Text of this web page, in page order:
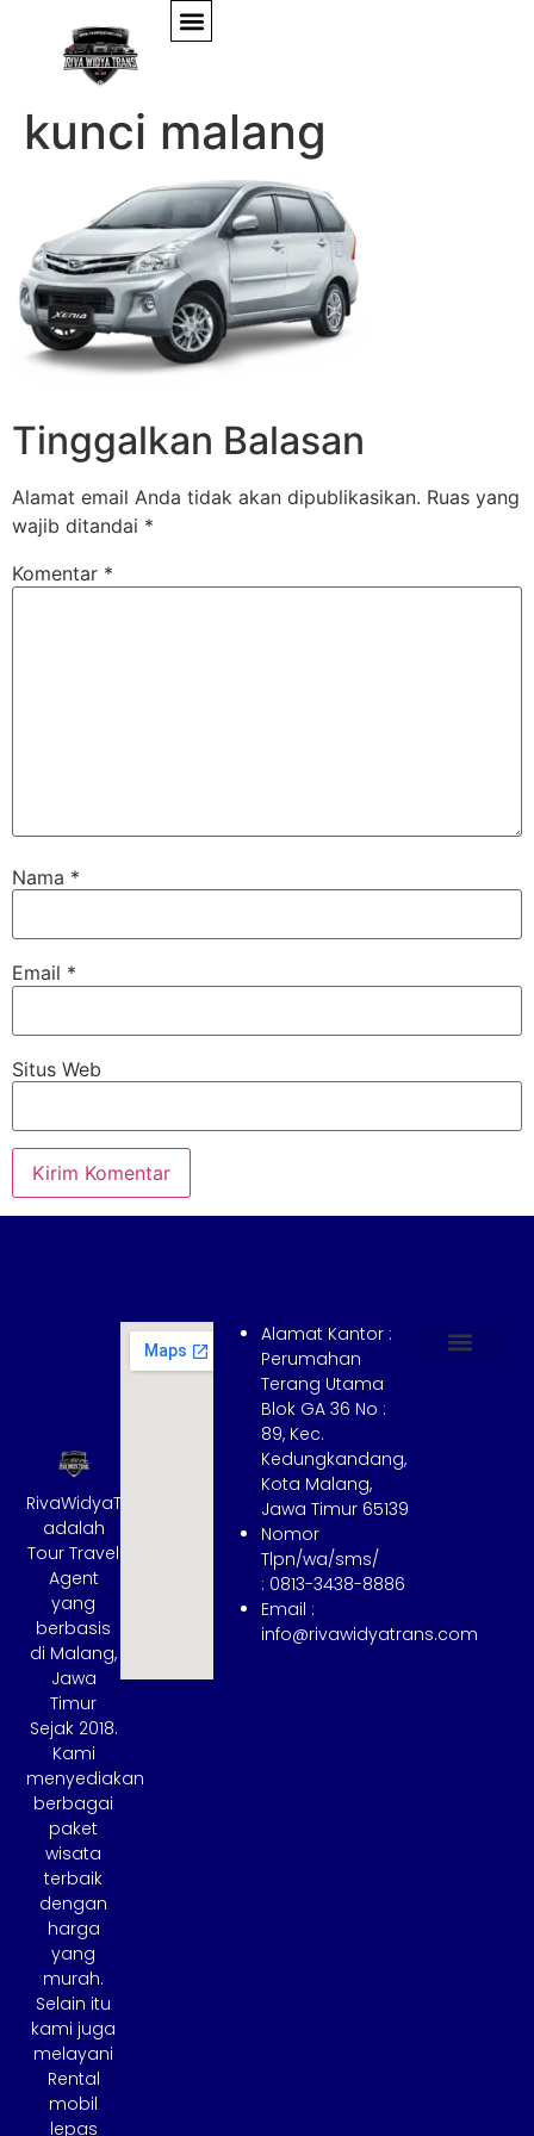
sewa xenia lepas
kunci malang
Tinggalkan Balasan
Alamat email Anda tidak akan dipublikasikan. Ruas yang
wajib ditandai *
Komentar *
Nama *
Email *
Situs Web
RivaWidyaTrans
adalah
Tour Travel
Agent
yang
berbasis
di Malang,
Jawa
Timur
Sejak 2018.
Kami
menyediakan
berbagai
paket
wisata
terbaik
dengan
harga
yang
murah.
Selain itu
kami juga
melayani
Rental
mobil
lepas
Alamat Kantor :
Perumahan
Terang Utama
Blok GA 36 No :
89, Kec.
Kedungkandang,
Kota Malang,
Jawa Timur 65139
Nomor
Tlpn/wa/sms/
: 0813-3438-8886
Email :
info@rivawidyatrans.com